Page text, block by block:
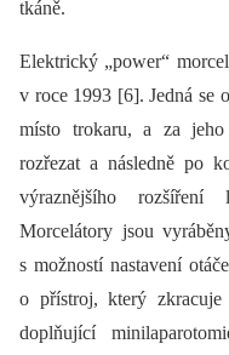
tkáně.
Elektrický „power“
v roce 1993 [6]. Jedná se
místo trokaru, a za jeho
rozřezat a následně po
výraznějšího
Morcelátory jsou
s možností nastavení
o přístroj, který zkracuje
doplňující